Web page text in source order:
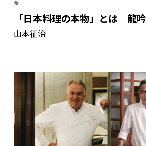
食
「日本料理の本物」とは 龍吟
山本征治